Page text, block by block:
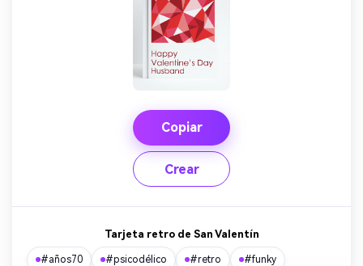
Copiar
Crear
Tarjeta retro de San Valentín
#años70 #psicodélico #retro #funky